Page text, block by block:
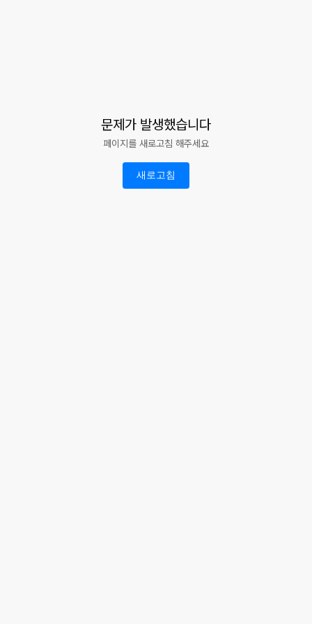
문제가 발생했습니다
페이지를 새로고침 해주세요
새로고침